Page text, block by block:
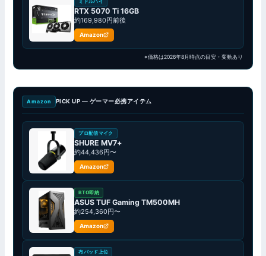
RTX 5070 Ti 16GB
約169,980円前後
Amazon
※価格は2026年8月時点の目安・変動あり
Amazon PICK UP — ゲーマー必携アイテム
プロ配信マイク
SHURE MV7+
約44,436円〜
Amazon
BTO即納
ASUS TUF Gaming TM500MH
約254,360円〜
Amazon
布パッド上位